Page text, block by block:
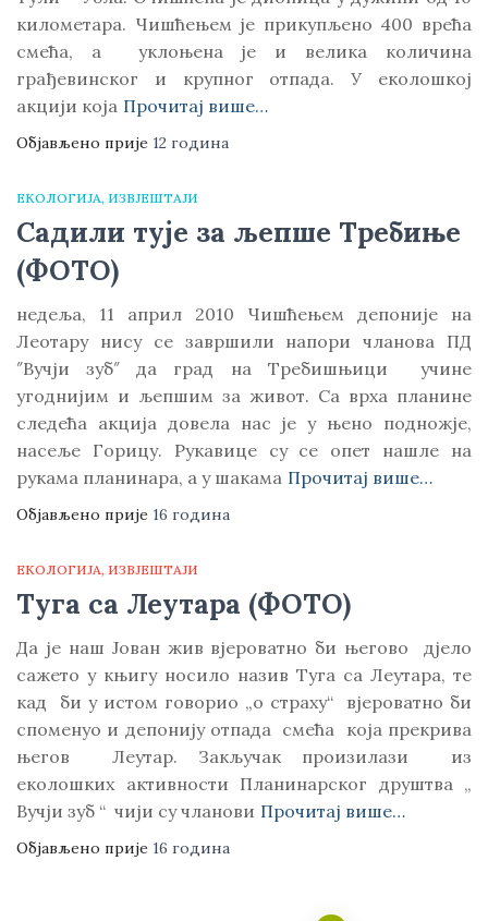
километара. Чишћењем је прикупљено 400 врећа
смећа, а уклоњена је и велика количина
грађевинског и крупног отпада. У еколошкој
акцији која Прочитај више…
Објављено прије 12 година
ЕКОЛОГИЈА ИЗВЈЕШТАЈИ
Садили тује за љепше Требиње
(ФОТО)
недеља, 11 април 2010 Чишћењем депоније на
Леотару нису се завршили напори чланова ПД
″Вучји зуб″ да град на Требишњици учине
угоднијим и љепшим за живот. Са врха планине
следећа акција довела нас је у њено подножје,
насеље Горицу. Рукавице су се опет нашле на
рукама планинара, а у шакама Прочитај више…
Објављено прије 16 година
ЕКОЛОГИЈА ИЗВЈЕШТАЈИ
Туга са Леутара (ФОТО)
Да је наш Јован жив вјероватно би његово дјело
сажето у књигу носило назив Туга са Леутара, те
кад би у истом говорио „о страху“ вјероватно би
споменуо и депонију отпада смећа која прекрива
његов Леутар. Закључак произилази из
еколошких активности Планинарског друштва „
Вучји зуб “ чији су чланови Прочитај више…
Објављено прије 16 година